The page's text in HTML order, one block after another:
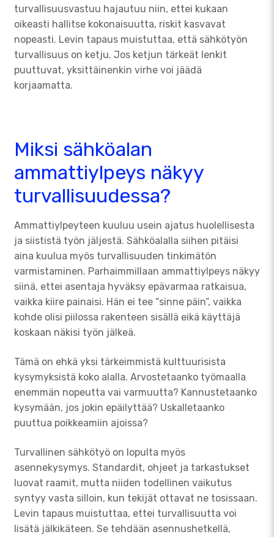
turvallisuusvastuu hajautuu niin, ettei kukaan
oikeasti hallitse kokonaisuutta, riskit kasvavat
nopeasti. Levin tapaus muistuttaa, että sähkötyön
turvallisuus on ketju. Jos ketjun tärkeät lenkit
puuttuvat, yksittäinenkin virhe voi jäädä
korjaamatta.
Miksi sähköalan
ammattiylpeys näkyy
turvallisuudessa?
Ammattiylpeyteen kuuluu usein ajatus huolellisesta
ja siististä työn jäljestä. Sähköalalla siihen pitäisi
aina kuulua myös turvallisuuden tinkimätön
varmistaminen. Parhaimmillaan ammattiylpeys näkyy
siinä, ettei asentaja hyväksy epävarmaa ratkaisua,
vaikka kiire painaisi. Hän ei tee “sinne päin”, vaikka
kohde olisi piilossa rakenteen sisällä eikä käyttäjä
koskaan näkisi työn jälkeä.
Tämä on ehkä yksi tärkeimmistä kulttuurisista
kysymyksistä koko alalla. Arvostetaanko työmaalla
enemmän nopeutta vai varmuutta? Kannustetaanko
kysymään, jos jokin epäilyttää? Uskalletaanko
puuttua poikkeamiin ajoissa?
Turvallinen sähkötyö on lopulta myös
asennekysymys. Standardit, ohjeet ja tarkastukset
luovat raamit, mutta niiden todellinen vaikutus
syntyy vasta silloin, kun tekijät ottavat ne tosissaan.
Levin tapaus muistuttaa, ettei turvallisuutta voi
lisätä jälkikäteen. Se tehdään asennushetkellä,